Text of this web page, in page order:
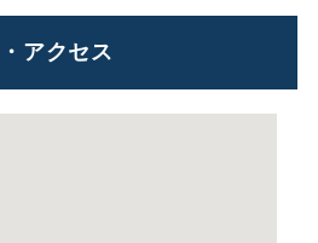
アクセス